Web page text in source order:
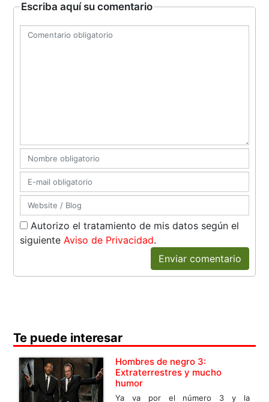
Escriba aquí su comentario
Autorizo el tratamiento de mis datos según el
siguienteAviso de Privacidad.
Enviar comentario
Te puede interesar
Hombres de negro 3:
Extraterrestres y mucho
humor
Ya va por el número 3 y la